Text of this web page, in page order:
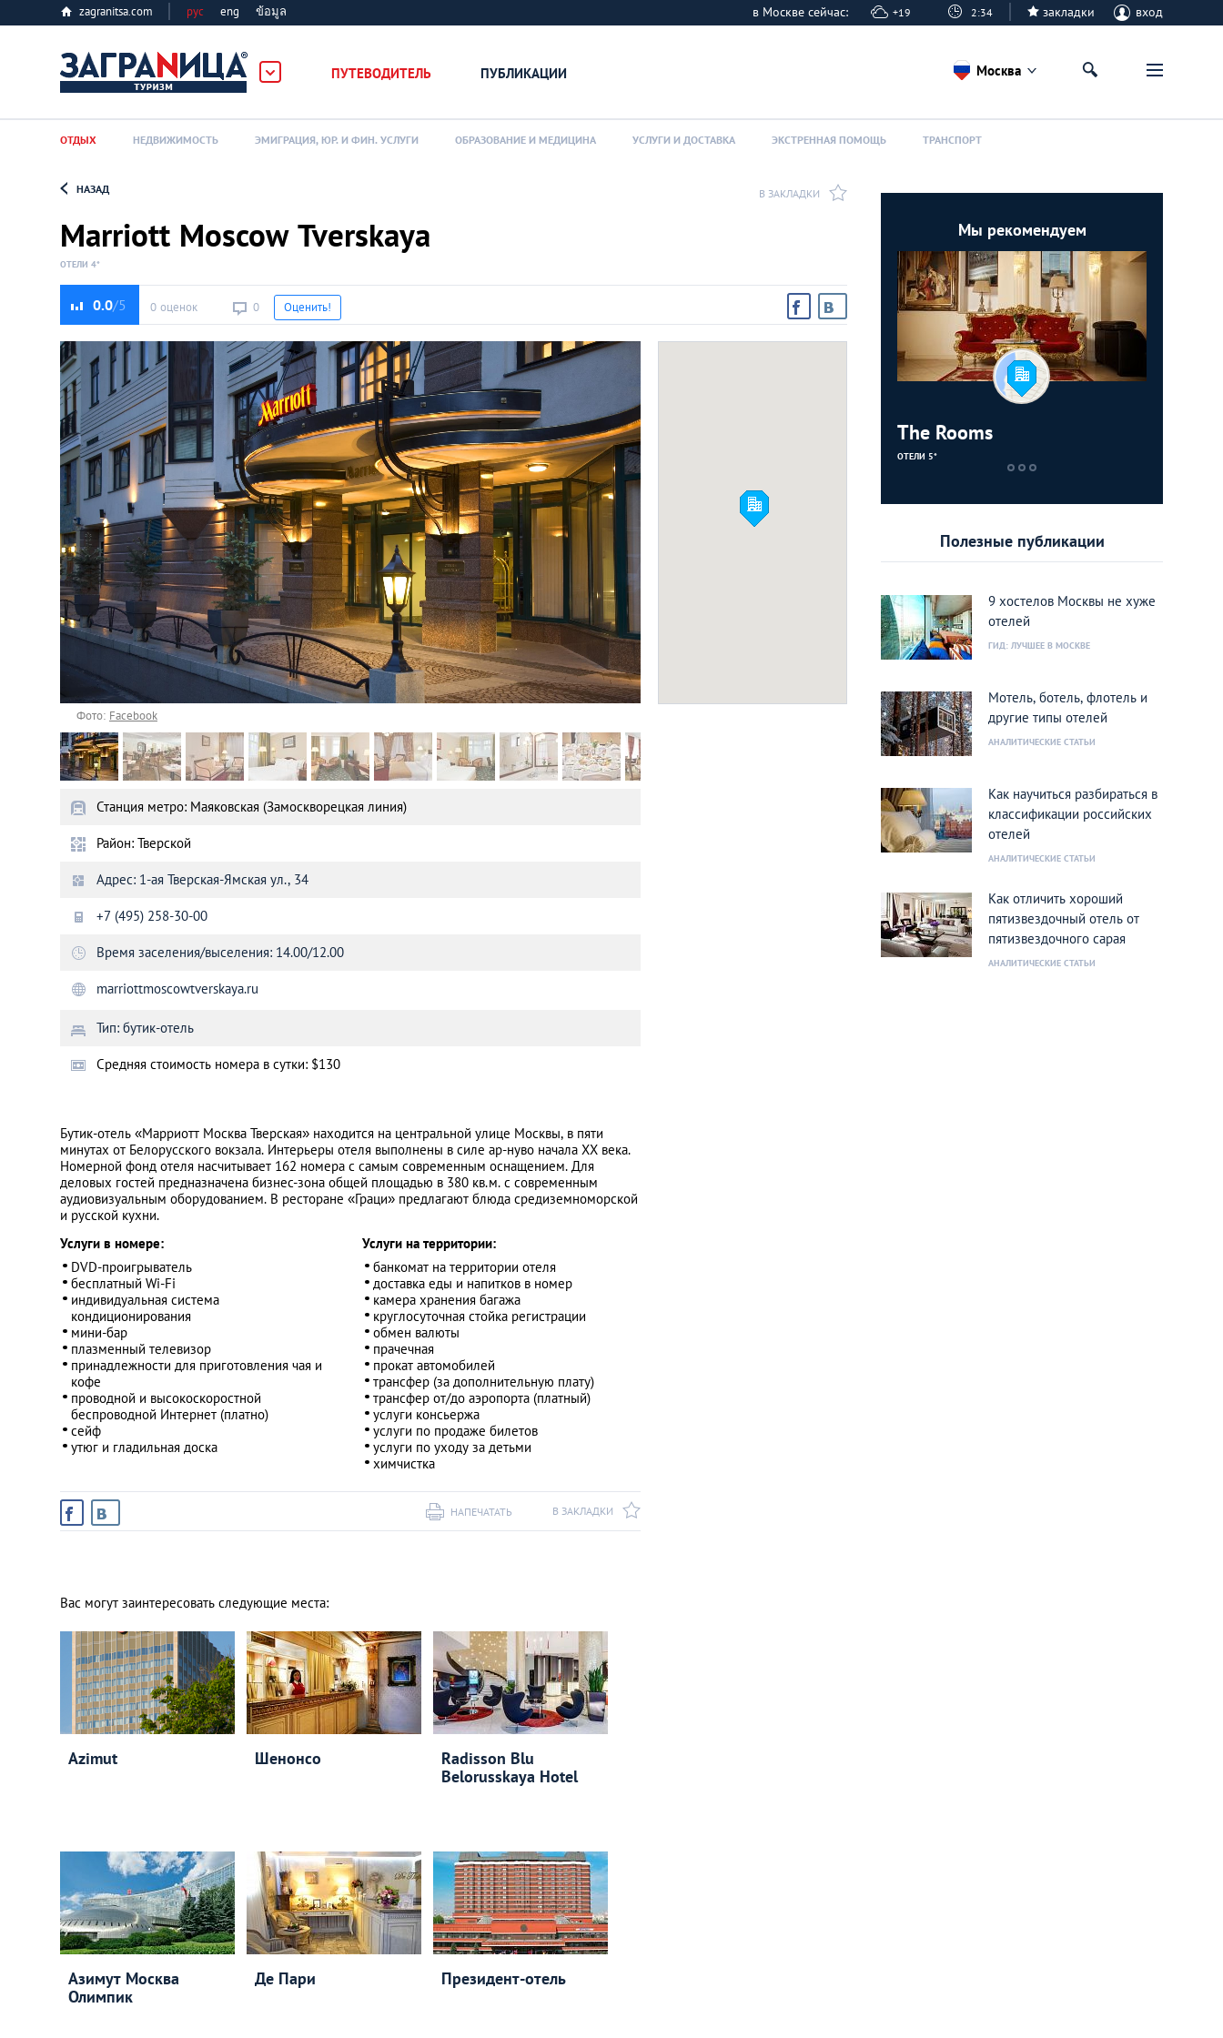
zagranitsa.com рус eng ข้อมูล в Москве сейчас: +19 2:34 закладки вход
ПУТЕВОДИТЕЛЬ ПУБЛИКАЦИИ
Алматы
Астана
Афины
Киев
Лондон
Лос-Анджелес
Москва
Паттайя
Пхукет
Loading...
Москва
ОТДЫХ НЕДВИЖИМОСТЬ ЭМИГРАЦИЯ, ЮР. И ФИН. УСЛУГИ ОБРАЗОВАНИЕ И МЕДИЦИНА УСЛУГИ И ДОСТАВКА ЭКСТРЕННАЯ ПОМОЩЬ ТРАНСПОРТ
НАЗАД В ЗАКЛАДКИ
Marriott Moscow Tverskaya
ОТЕЛИ 4*
0.0 0 оценок 0 Оценить!
Фото: Facebook
Станция метро: Маяковская (Замоскворецкая линия)
Район: Тверской
Адрес: 1-ая Тверская-Ямская ул., 34
+7 (495) 258-30-00
Время заселения/выселения: 14.00/12.00
marriottmoscowtverskaya.ru
Тип: бутик-отель
Cредняя стоимость номера в сутки: $130
Бутик-отель «Марриотт Москва Тверская» находится на центральной улице Москвы, в пяти
минутах от Белорусского вокзала. Интерьеры отеля выполнены в силе ар-нуво начала XX века.
Номерной фонд отеля насчитывает 162 номера с самым современным оснащением. Для
деловых гостей предназначена бизнес-зона общей площадью в 380 кв.м. с современным
аудиовизуальным оборудованием. В ресторане «Граци» предлагают блюда средиземноморской
и русской кухни.
Услуги в номере:
DVD-проигрыватель
бесплатный Wi-Fi
индивидуальная система
кондиционирования
мини-бар
плазменный телевизор
принадлежности для приготовления чая и
кофе
проводной и высокоскоростной
беспроводной Интернет (платно)
сейф
утюг и гладильная доска
Услуги на территории:
банкомат на территории отеля
доставка еды и напитков в номер
камера хранения багажа
круглосуточная стойка регистрации
обмен валюты
прачечная
прокат автомобилей
трансфер (за дополнительную плату)
трансфер от/до аэропорта (платный)
услуги консьержа
услуги по продаже билетов
услуги по уходу за детьми
химчистка
В ЗАКЛАДКИ
НАПЕЧАТАТЬ
Вас могут заинтересовать следующие места:
Azimut Шенонсо
Radisson Blu
Belorusskaya Hotel
Азимут Москва
Олимпик
Де Пари Президент-отель
Мы рекомендуем
The Rooms
ОТЕЛИ 5*
Полезные публикации
9 хостелов Москвы не хуже
отелей
ГИД: ЛУЧШЕЕ В МОСКВЕ
Мотель, ботель, флотель и
другие типы отелей
АНАЛИТИЧЕСКИЕ СТАТЬИ
Как научиться разбираться в
классификации российских
отелей
АНАЛИТИЧЕСКИЕ СТАТЬИ
Как отличить хороший
пятизвездочный отель от
пятизвездочного сарая
АНАЛИТИЧЕСКИЕ СТАТЬИ